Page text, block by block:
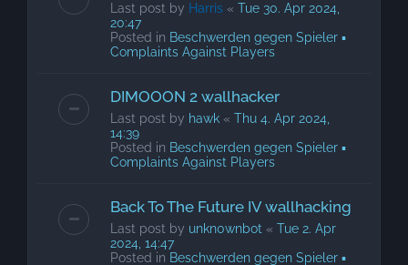
Last post by Harris « Tue 30. Apr 2024,
20:47
Posted in Beschwerden gegen Spieler ▪
Complaints Against Players
DIMOOON 2 wallhacker
Last post by hawk « Thu 4. Apr 2024,
14:39
Posted in Beschwerden gegen Spieler ▪
Complaints Against Players
Back To The Future IV wallhacking
Last post by unkn0wnbot « Tue 2. Apr
2024, 14:47
Posted in Beschwerden gegen Spieler ▪